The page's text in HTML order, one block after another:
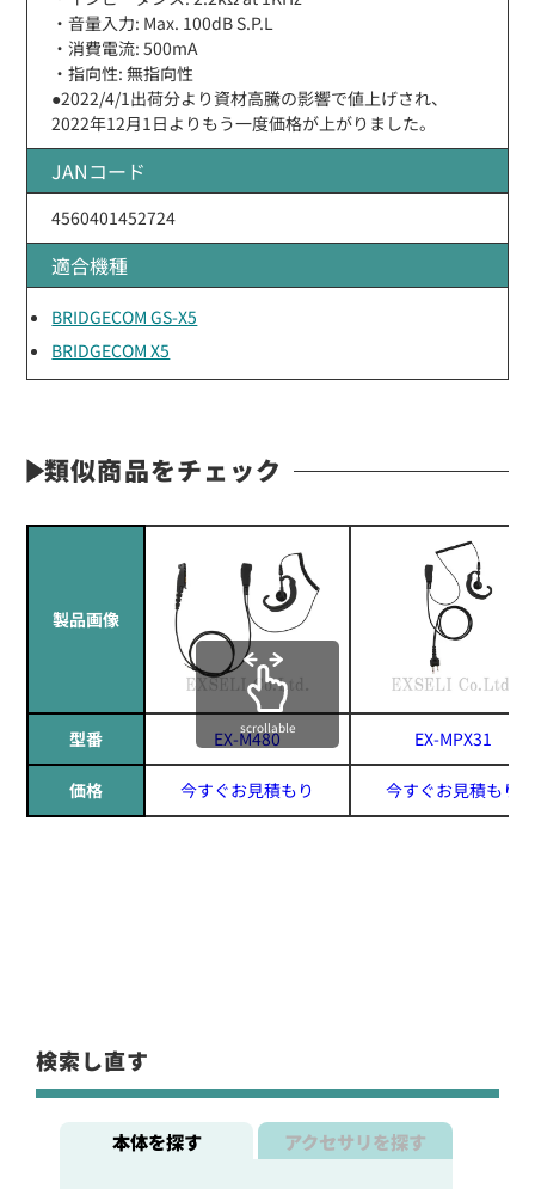
・音量入力: Max. 100dB S.P.L
・消費電流: 500mA
・指向性: 無指向性
●2022/4/1出荷分より資材高騰の影響で値上げされ、
2022年12月1日よりもう一度価格が上がりました。
JANコード
4560401452724
適合機種
BRIDGECOM GS-X5
BRIDGECOM X5
類似商品をチェック
製品画像
型番 EX-M480 EX-MPX31
価格 今すぐお見積もり 今すぐお見積もり
scrollable
検索し直す
本体を探す アクセサリを探す